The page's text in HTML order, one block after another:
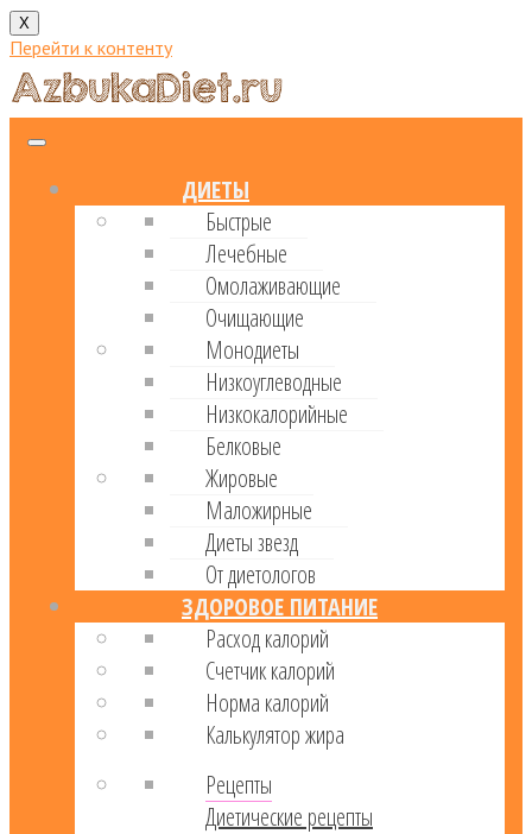
X
Перейти к контенту
ДИЕТЫ
Быстрые
Лечебные
Омолаживающие
Очищающие
Монодиеты
Низкоуглеводные
Низкокалорийные
Белковые
Жировые
Маложирные
Диеты звезд
От диетологов
ЗДОРОВОЕ ПИТАНИЕ
Расход калорий
Cчетчик калорий
Норма калорий
Калькулятор жира
Рецепты
Диетические рецепты